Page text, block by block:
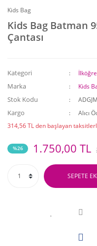
Kids Bag
Kids Bag Batman
Çantası
Kategori
Marka Kids
Stok Kodu
Kargo
Alıcı
314,56 TL den başlayan
%26 1.750,00 TL
SEPETE